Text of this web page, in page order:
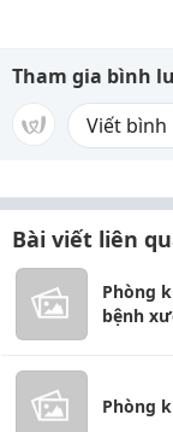
Tham gia bình
Bài viết liên
Phòng
bệnh
Phòng